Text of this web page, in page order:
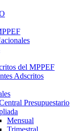
del MPPEF
Adscritos
Presupuestario
Mensual
Trimestral